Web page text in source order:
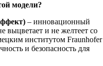
модели?
– инновационный
выцветает и не желтеет со
институтом Fraunhofer
и безопасность для